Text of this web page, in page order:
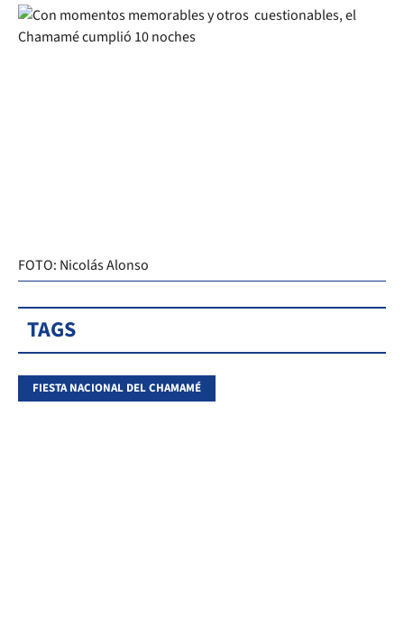
FOTO: Nicolás Alonso
TAGS
FIESTA NACIONAL DEL CHAMAMÉ